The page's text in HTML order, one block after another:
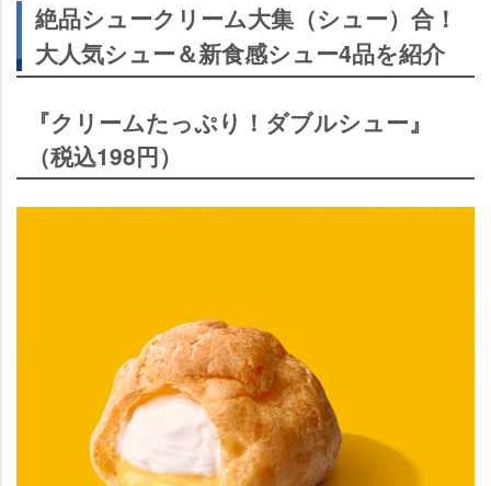
絶品シュークリーム大集（シュー）合！
大人気シュー＆新食感シュー4品を紹介
『クリームたっぷり！ダブルシュー』
（税込198円）